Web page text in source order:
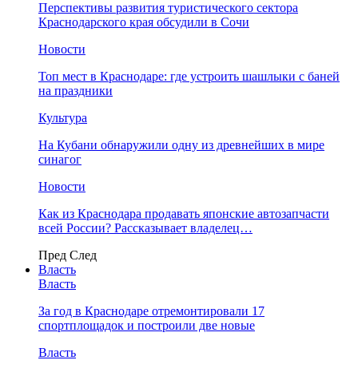
Перспективы развития туристического сектора
Краснодарского края обсудили в Сочи
Новости
Топ мест в Краснодаре: где устроить шашлыки с баней
на праздники
Культура
На Кубани обнаружили одну из древнейших в мире
синагог
Новости
Как из Краснодара продавать японские автозапчасти
всей России? Рассказывает владелец…
Пред След
Власть
Власть
За год в Краснодаре отремонтировали 17
спортплощадок и построили две новые
Власть